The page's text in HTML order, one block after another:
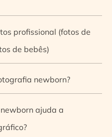
profissional (fotos de
de bebês)
newborn?
ajuda a